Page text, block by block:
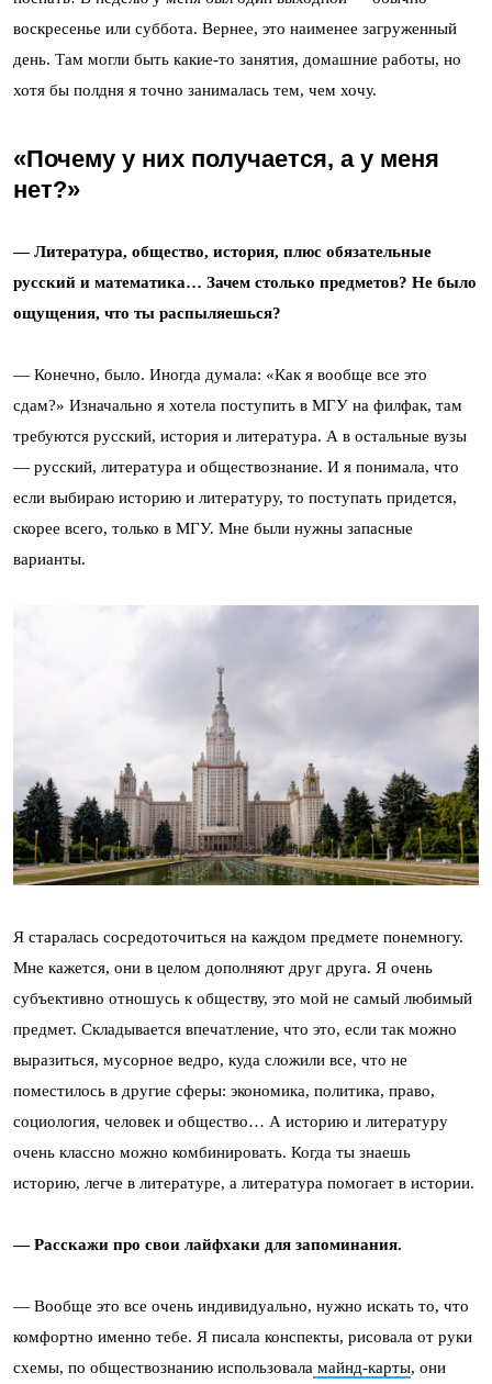
воскресенье или суббота. Вернее, это наименее загруженный
день. Там могли быть какие-то занятия, домашние работы, но
хотя бы полдня я точно занималась тем, чем хочу.
«Почему у них получается, а у меня
нет?»
— Литература, общество, история, плюс обязательные
русский и математика… Зачем столько предметов? Не было
ощущения, что ты распыляешься?
— Конечно, было. Иногда думала: «Как я вообще все это
сдам?» Изначально я хотела поступить в МГУ на филфак, там
требуются русский, история и литература. А в остальные вузы
— русский, литература и обществознание. И я понимала, что
если выбираю историю и литературу, то поступать придется,
скорее всего, только в МГУ. Мне были нужны запасные
варианты.
Я старалась сосредоточиться на каждом предмете понемногу.
Мне кажется, они в целом дополняют друг друга. Я очень
субъективно отношусь к обществу, это мой не самый любимый
предмет. Складывается впечатление, что это, если так можно
выразиться, мусорное ведро, куда сложили все, что не
поместилось в другие сферы: экономика, политика, право,
социология, человек и общество… А историю и литературу
очень классно можно комбинировать. Когда ты знаешь
историю, легче в литературе, а литература помогает в истории.
— Расскажи про свои лайфхаки для запоминания.
— Вообще это все очень индивидуально, нужно искать то, что
комфортно именно тебе. Я писала конспекты, рисовала от руки
схемы, по обществознанию использовала майнд-карты, они